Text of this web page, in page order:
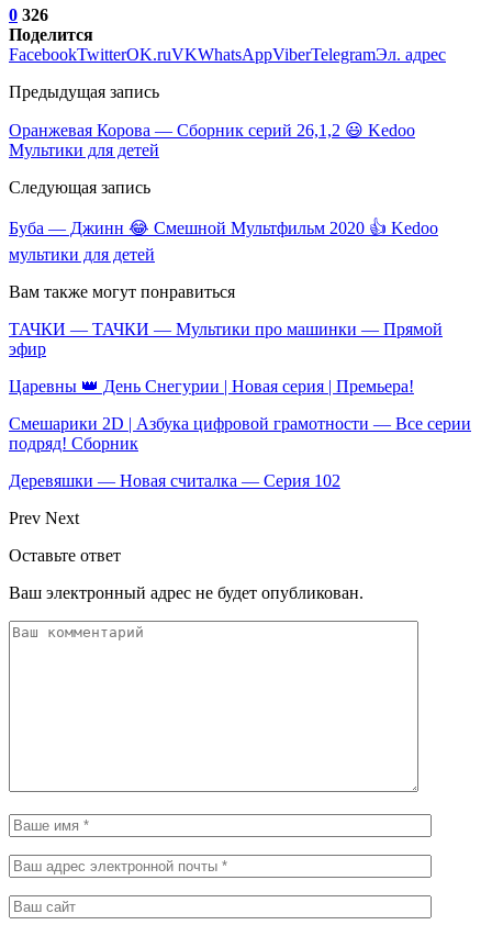
0 326
Поделится
FacebookTwitterOK.ruVKWhatsAppViberTelegramЭл. адрес
Предыдущая запись
Оранжевая Корова — Сборник серий 26,1,2 😃 Kedoo
Мультики для детей
Следующая запись
Буба — Джинн 😂 Смешной Мультфильм 2020 👍 Kedoo
мультики для детей
Вам также могут понравиться
ТАЧКИ — ТАЧКИ — Мультики про машинки — Прямой
эфир
Царевны 👑 День Снегурии | Новая серия | Премьера!
Смешарики 2D | Азбука цифровой грамотности — Все серии
подряд! Сборник
Деревяшки — Новая считалка — Серия 102
Prev Next
Оставьте ответ
Ваш электронный адрес не будет опубликован.